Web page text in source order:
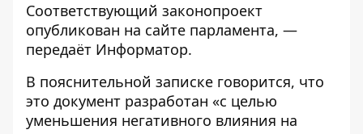
Соответствующий законопроект
опубликован на сайте парламента, —
передаёт Информатор.
В пояснительной записке говорится, что
это документ разработан «с целью
уменьшения негативного влияния на